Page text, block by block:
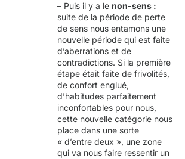
– Puis il y a le non-sens :
suite de la période de perte
de sens nous entamons une
nouvelle période qui est faite
d’aberrations et de
contradictions. Si la première
étape était faite de frivolités,
de confort englué,
d’habitudes parfaitement
inconfortables pour nous,
cette nouvelle catégorie nous
place dans une sorte
« d’entre deux », une zone
qui va nous faire ressentir un